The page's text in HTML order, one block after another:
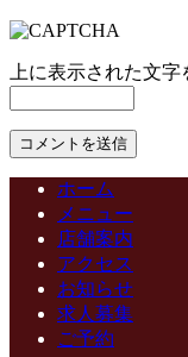
上に表示された文字
ホーム
メニュー
店舗案内
アクセス
お知らせ
求人募集
ご予約